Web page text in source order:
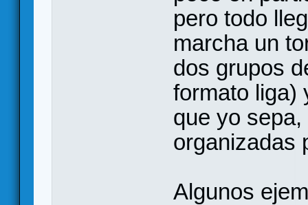
pero todo
marcha un
dos grupos
formato liga)
que yo
organizadas
Algunos